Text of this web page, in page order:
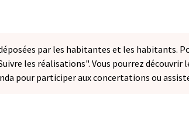
par les habitantes et les habitants.
les réalisations". Vous pourrez découvrir
pour participer aux concertations ou